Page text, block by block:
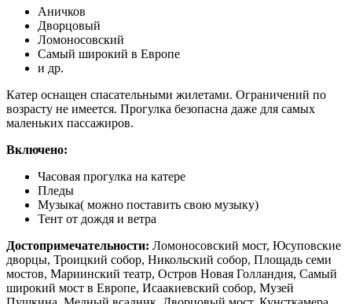
Аничков
Дворцовый
Ломоносовский
Самый широкий в Европе
и др.
Катер оснащен спасательными жилетами. Ограничений по
возрасту не имеется. Прогулка безопасна даже для самых
маленьких пассажиров.
Включено:
Часовая прогулка на катере
Пледы
Музыка( можно поставить свою музыку)
Тент от дождя и ветра
Достопримечательности: Ломоносовский мост, Юсуповские
дворцы, Троицкий собор, Никольский собор, Площадь семи
мостов, Мариинский театр, Остров Новая Голландия, Самый
широкий мост в Европе, Исаакиевский собор, Музей